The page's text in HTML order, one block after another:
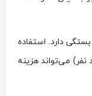
دارد. استفاده
می‌تواند هزینه